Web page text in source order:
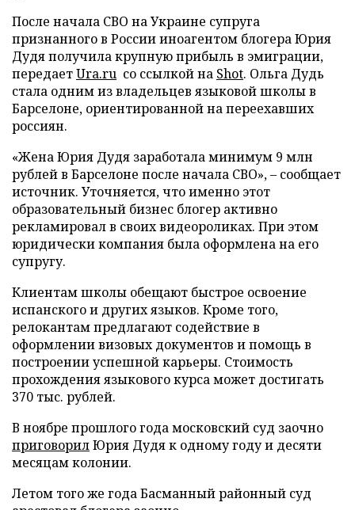
После начала СВО на Украине супруга
признанного в России иноагентом блогера Юрия
Дудя получила крупную прибыль в эмиграции,
передаетUra.ru со ссылкой на Shot. Ольга Дудь
стала одним из владельцев языковой школы в
Барселоне, ориентированной на переехавших
россиян.
«Жена Юрия Дудя заработала минимум 9 млн
рублей в Барселоне после начала СВО», – сообщает
источник. Уточняется, что именно этот
образовательный бизнес блогер активно
рекламировал в своих видеороликах. При этом
юридически компания была оформлена на его
супругу.
Клиентам школы обещают быстрое освоение
испанского и других языков. Кроме того,
релокантам предлагают содействие в
оформлении визовых документов и помощь в
построении успешной карьеры. Стоимость
прохождения языкового курса может достигать
370 тыс. рублей.
В ноябре прошлого года московский суд заочно
приговорилЮрия Дудя к одному году и десяти
месяцам колонии.
Летом того же года Басманный районный суд